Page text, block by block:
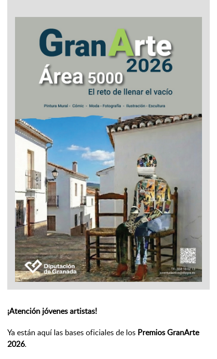
¡Atención jóvenes artistas!
Ya están aquí las bases oficiales de los Premios GranArte
2026.